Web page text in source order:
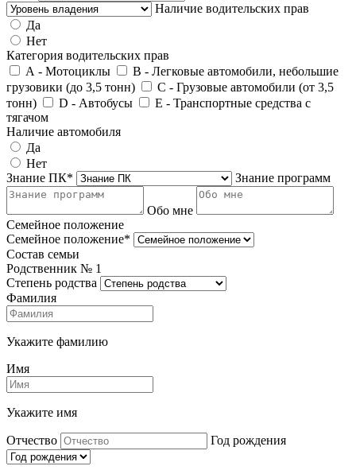
Наличие водительских прав
Да
Нет
Категория водительских прав
А - Мотоциклы
В - Легковые автомобили, небольшие
грузовики (до 3,5 тонн)
С - Грузовые автомобили (от 3,5
тонн)
D - Автобусы
E - Транспортные средства с
тягачом
Наличие автомобиля
Да
Нет
Знание ПК*
Знание программ
Обо мне
Семейное положение
Семейное положение*
Состав семьи
Родственник № 1
Степень родства
Фамилия
Укажите фамилию
Имя
Укажите имя
Отчество Год рождения